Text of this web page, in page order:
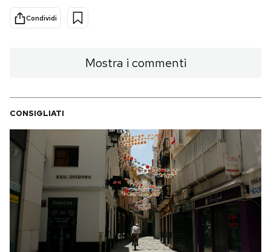
Cultura
Economia
PODCAST
NEWSLETTER
I MIEI PREFERITI
SHOP
Condividi
Mostra i commenti
CONSIGLIATI